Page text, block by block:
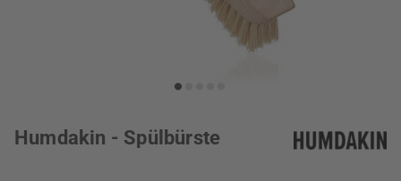
Humdakin - Spülbürste